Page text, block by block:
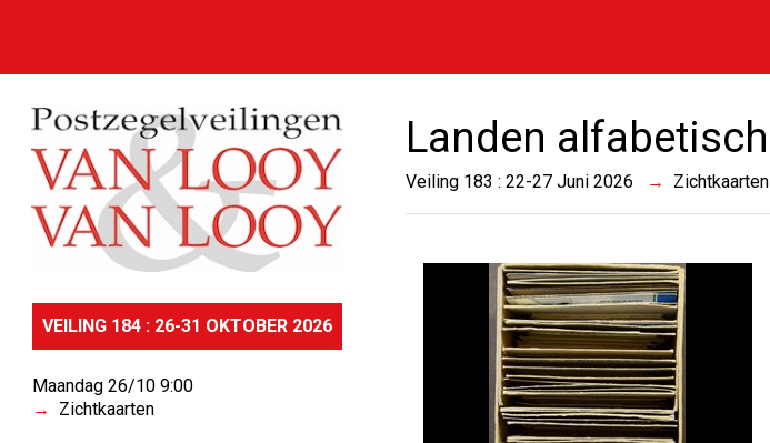
VEILING 184 : 26-31 OKTOBER 2026
Maandag 26/10 9:00
Zichtkaarten
Landen alfabetisch
Veiling 183 : 22-27 Juni 2026 Zichtkaarten